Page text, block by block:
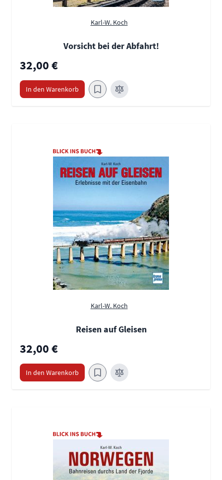
Karl-W. Koch
Vorsicht bei der Abfahrt!
32,00 €
In den Warenkorb
Karl-W. Koch
Reisen auf Gleisen
32,00 €
In den Warenkorb